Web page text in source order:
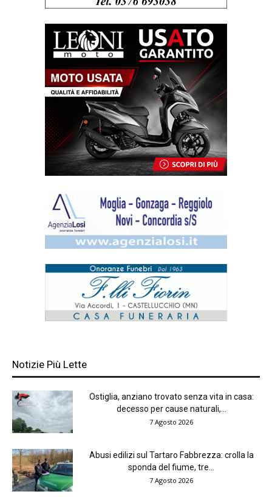
Notizie Più Lette
Ostiglia, anziano trovato senza vita in casa:
decesso per cause naturali,...
7 Agosto 2026
Abusi edilizi sul Tartaro Fabbrezza: crolla la
sponda del fiume, tre...
7 Agosto 2026